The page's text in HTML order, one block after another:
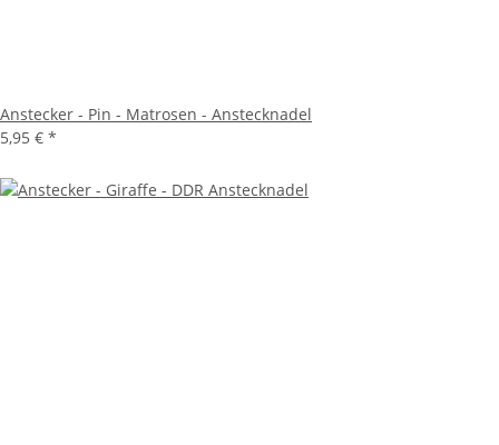
Anstecker - Pin - Matrosen - Anstecknadel
5,95 € *